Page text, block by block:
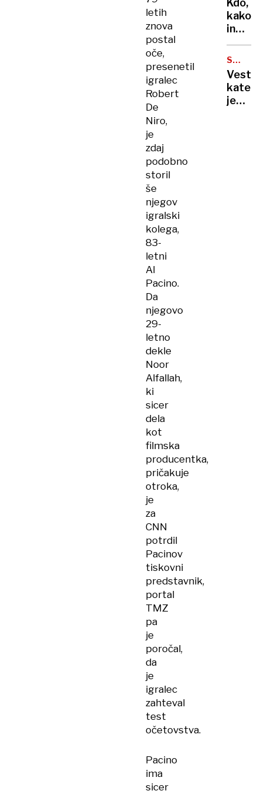
letih
znova
postal
oče,
presenetil
igralec
Robert
De
Niro,
je
zdaj
podobno
storil
še
njegov
igralski
kolega,
83-
letni
Al
Pacino.
Da
njegovo
29-
letno
dekle
Noor
Alfallah,
ki
sicer
dela
kot
filmska
producentka,
pričakuje
otroka,
je
za
CNN
potrdil
Pacinov
tiskovni
predstavnik,
portal
TMZ
pa
je
poročal,
da
je
igralec
zahteval
test
očetovstva.
Pacino
ima
sicer
Kdo,
kako
in
zakaj
lahko
ugovor
vesti
ŽIVALI
Veste,
katera
je